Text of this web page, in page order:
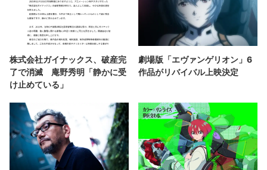
株式会社ガイナックス、破産完
了で消滅 庵野秀明「静かに受
け止めている」
劇場版「エヴァンゲリオン」6
作品がリバイバル上映決定